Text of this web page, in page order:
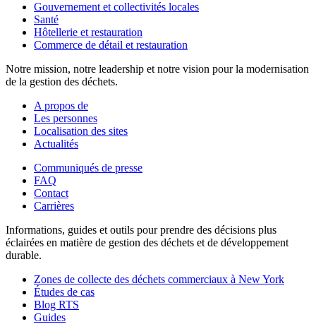
Gouvernement et collectivités locales
Santé
Hôtellerie et restauration
Commerce de détail et restauration
Notre mission, notre leadership et notre vision pour la modernisation
de la gestion des déchets.
A propos de
Les personnes
Localisation des sites
Actualités
Communiqués de presse
FAQ
Contact
Carrières
Informations, guides et outils pour prendre des décisions plus
éclairées en matière de gestion des déchets et de développement
durable.
Zones de collecte des déchets commerciaux à New York
Études de cas
Blog RTS
Guides